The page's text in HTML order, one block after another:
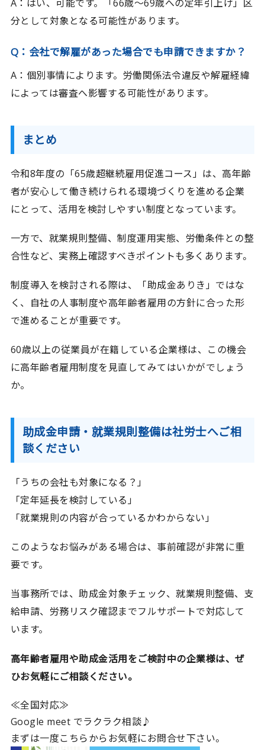
A：はい、可能です。「66歳〜69歳への定年引上げ」区
分として対象となる可能性があります。
Q：会社で解雇があった場合でも申請できますか？
A：個別事情によります。労働関係法令違反や解雇経緯
によっては審査へ影響する可能性があります。
まとめ
令和8年度の「65歳超継続雇用促進コース」は、高年齢
者が安心して働き続けられる環境づくりを進める企業
にとって、活用を検討しやすい制度となっています。
一方で、就業規則整備、制度運用実態、労働条件との整
合性など、実務上確認すべきポイントも多くあります。
制度導入を検討される際は、「助成金ありき」ではな
く、自社の人事制度や高年齢者雇用の方針に合った形
で進めることが重要です。
60歳以上の従業員が在籍している企業様は、この機会
に高年齢者雇用制度を見直してみてはいかがでしょう
か。
助成金申請・就業規則整備は社労士へご相
談ください
「うちの会社も対象になる？」
「定年延長を検討している」
「就業規則の内容が合っているかわからない」
このようなお悩みがある場合は、事前確認が非常に重
要です。
当事務所では、助成金対象チェック、就業規則整備、支
給申請、労務リスク確認までフルサポートで対応して
います。
高年齢者雇用や助成金活用をご検討中の企業様は、ぜ
ひお気軽にご相談ください。
≪全国対応≫
Google meet でラクラク相談♪
まずは一度こちらからお気軽にお問合せ下さい。